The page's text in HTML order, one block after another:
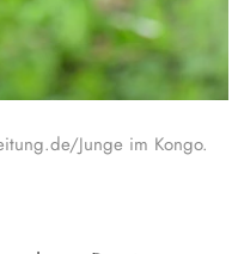
Junge im Kongo.